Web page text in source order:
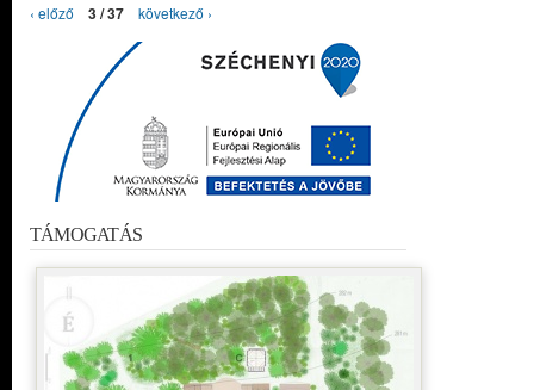
‹ előző 3 / 37 következő ›
TÁMOGATÁS